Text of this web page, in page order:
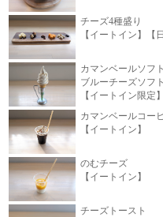
チーズ4種盛り
【イートイン】【
カマンベールソフ
ブルーチーズソフ
【イートイン限定】
カマンベールコー
【イートイン】
のむチーズ
【イートイン】
チーズトースト